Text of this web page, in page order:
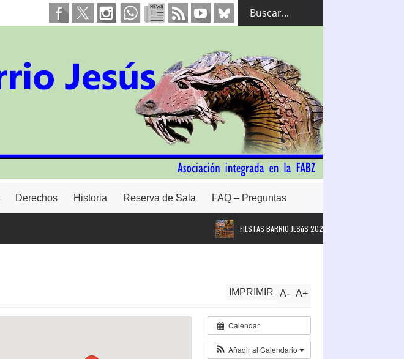
Derechos Historia Reserva de Sala FAQ – Preguntas
FIESTAS BARRIO JESúS 2026. #FBJ26
A+
A-
IMPRIMIR
Calendar
Añadir al Calendario